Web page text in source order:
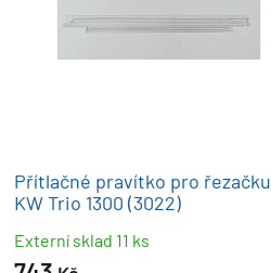
Přítlačné pravítko pro řezačku
KW Trio 1300 (3022)
Externí sklad 11 ks